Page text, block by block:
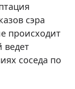
сэра
происходит
ведет
соседа по